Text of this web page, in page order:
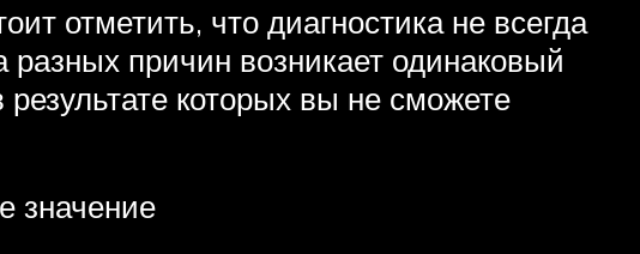
отметить, что диагностика не всегда
причин возникает одинаковый
которых вы не сможете
значение